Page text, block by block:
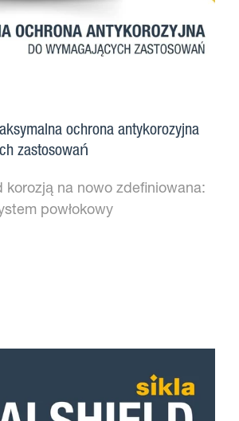
ochrona antykorozyjna
zastosowań
korozją na nowo zdefiniowana:
powłokowy